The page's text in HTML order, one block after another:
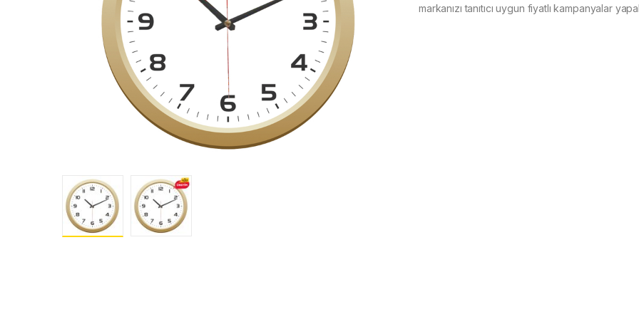
markanızı tanıtıcı uygun fiyatlı kampanyalar